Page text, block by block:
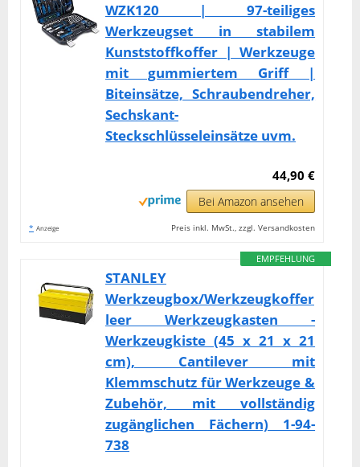
WZK120 | 97-teiliges
Werkzeugset in stabilem
Kunststoffkoffer | Werkzeuge
mit gummiertem Griff |
Biteinsätze, Schraubendreher,
Sechskant-
Steckschlüsseleinsätze uvm.
44,90 €
Bei Amazon ansehen
* Anzeige Preis inkl. MwSt., zzgl. Versandkosten
EMPFEHLUNG
STANLEY
Werkzeugbox/Werkzeugkoffer
leer Werkzeugkasten -
Werkzeugkiste (45 x 21 x 21
cm), Cantilever mit
Klemmschutz für Werkzeuge &
Zubehör, mit vollständig
zugänglichen Fächern) 1-94-
738